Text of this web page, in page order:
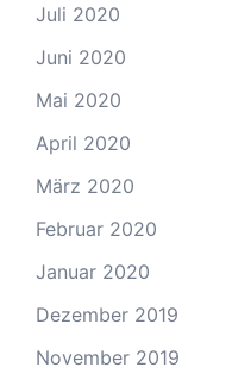
Juli 2020
Juni 2020
Mai 2020
April 2020
März 2020
Februar 2020
Januar 2020
Dezember 2019
November 2019